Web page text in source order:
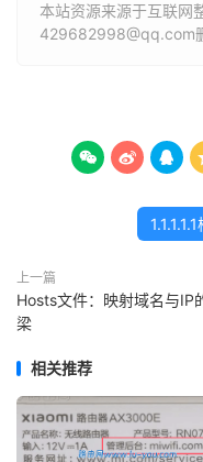
本站资源来源于互联网
429682998@qq.com
  
上一篇
Hosts文件：映射域名与IP
梁
相关推荐